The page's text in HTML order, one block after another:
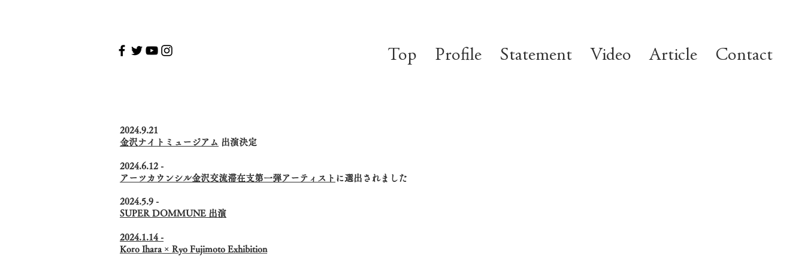
Top Profile Statement Video Article Contact
2024.9.21
金沢ナイトミュージアム 出演決定
2024.6.12 -
アーツカウンシル金沢交流滞在支第一弾アーティスト に選出されました
2024.5.9 -
SUPER DOMMUNE 出演
2024.1.14 -
Koro Ihara × Ryo Fujimoto Exhibition